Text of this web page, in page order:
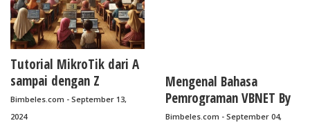
Tutorial MikroTik dari A
sampai dengan Z
Bimbeles.com - September 13,
2024
Mengenal Bahasa
Pemrograman VBNET By
Bimbel Jakarta Timur
Bimbeles.com - September 04,